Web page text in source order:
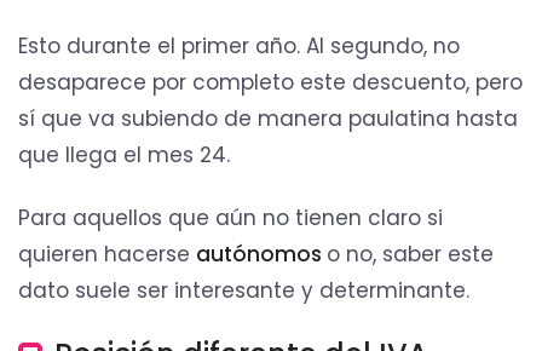
Esto durante el primer año. Al segundo, no
desaparece por completo este descuento, pero
sí que va subiendo de manera paulatina hasta
que llega el mes 24.
Para aquellos que aún no tienen claro si
quieren hacerse autónomos o no, saber este
dato suele ser interesante y determinante.